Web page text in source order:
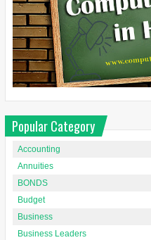
Popular Category
Accounting
Annuities
BONDS
Budget
Business
Business Leaders